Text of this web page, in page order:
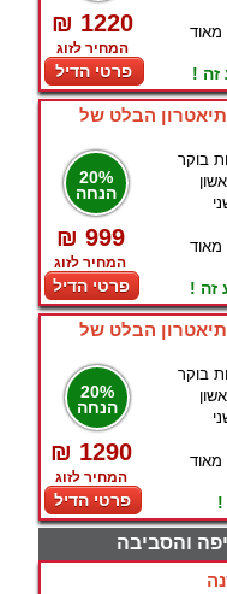
₪ 1220
המחיר לזוג
פרטי הדיל
מאוד
זה !
הבלט של
20%
הנחה
₪ 999
המחיר לזוג
פרטי הדיל
בוקר
מאוד
זה !
הבלט של
20%
הנחה
₪ 1290
המחיר לזוג
פרטי הדיל
בוקר
מאוד
והסביבה